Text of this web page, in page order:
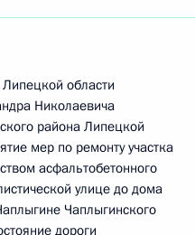
области
Николаевича
района Липецкой
мер по ремонту участка
асфальтобетонного
улице до дома
Чаплыгинского
дороги